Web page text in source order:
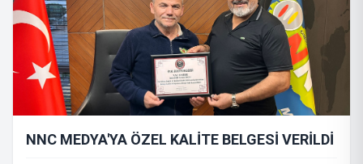
NNC MEDYA'YA ÖZEL KALİTE BELGESİ VERİLDİ